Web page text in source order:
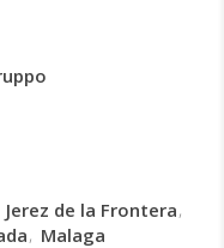
Jerez de la Frontera
Malaga